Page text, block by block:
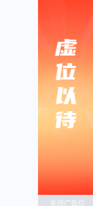
关闭广告位